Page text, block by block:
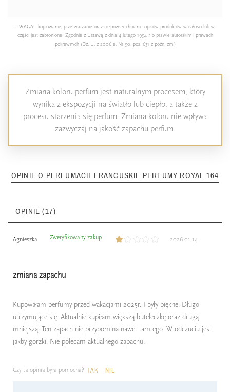
UWAGA - kopiowanie, przetwarzanie oraz rozpowszechnianie opisów produktów w całości lub w
części jest zabronione! Zgodnie z Ustawą z dnia 4 lutego 1994 r. o prawie autorskim i prawach
pokrewnych (Dz. U. z 2006 e. Nr 90, poz. 631 z późn. zm.)
Zmiana koloru perfum jest naturalnym procesem, który
wynika z ekspozycji na światło lub ciepło, a także z
procesu starzenia się perfum. Zmiana koloru nie wpływa
zazwyczaj na jakość zapachu perfum.
OPINIE O PERFUMACH FRANCUSKIE PERFUMY ROYAL 164
OPINIE (17)
Agnieszka Zweryfikowany zakup 2026-01-14
zmiana zapachu
Kupowałam perfumy przed wakacjami 2025r. I były piękne. Długo
utrzymujące się. Aktualnie kupiłam większą buteleczkę oraz drugą
mniejszą. Ten zapach nie przypomina nawet tamtego. W odczuciu jest
jakby gorzki. Nie polecam aktualnego zapachu.
Czy ta opinia była pomocna? TAK NIE